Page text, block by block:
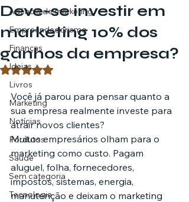
Agência de marketing
Empreendedorismo
Finanças
Ideias
Livros
Marketing
Notícias
Pordutos
Saúde
Sem categoria
Tecnologia
Deve-se investir em
marketing 10% dos
ganhos da empresa?
Avaliado com NaN de 5 estrelas.
Você já parou para pensar quanto a
sua empresa realmente investe para
atrair novos clientes?
Muitos empresários olham para o
marketing como custo. Pagam
aluguel, folha, fornecedores,
impostos, sistemas, energia,
manutenção e deixam o marketing